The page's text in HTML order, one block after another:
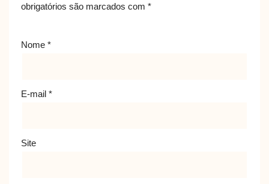
obrigatórios são marcados com *
Nome *
E-mail *
Site